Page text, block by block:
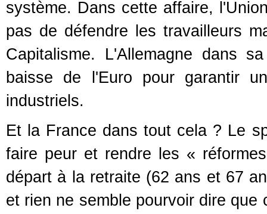
système. Dans cette affaire,
pas de défendre les travailleurs
Capitalisme. L'Allemagne dans
baisse de l'Euro pour garantir
industriels.
Et la France dans tout cela ? Le
faire peur et rendre les «
départ à la retraite (62 ans et 67
et rien ne semble pourvoir dire